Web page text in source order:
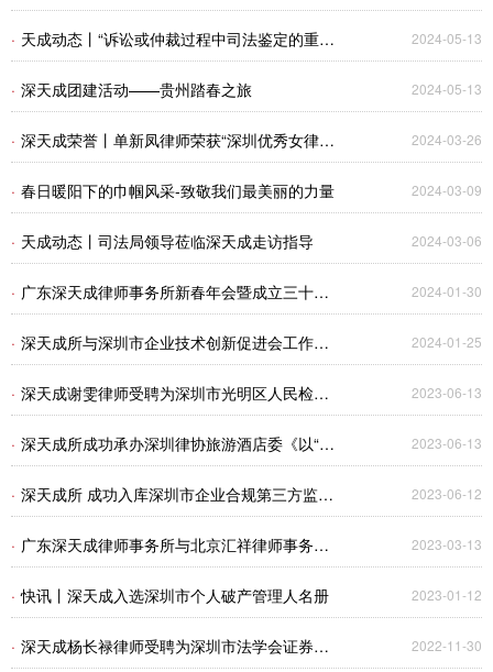
· 天成动态丨“诉讼或仲裁过程中司法鉴定的重点
2024-05-13
· 深天成团建活动——贵州踏春之旅 2024-05-13
· 深天成荣誉丨单新凤律师荣获“深圳优秀女律
2024-03-26
· 春日暖阳下的巾帼风采-致敬我们最美丽的力量 2024-03-09
· 天成动态丨司法局领导莅临深天成走访指导 2024-03-06
· 广东深天成律师事务所新春年会暨成立三十周
2024-01-30
· 深天成所与深圳市企业技术创新促进会工作座
2024-01-25
· 深天成谢雯律师受聘为深圳市光明区人民检察
2023-06-13
· 深天成所成功承办深圳律协旅游酒店委《以“个
对》专题法律研讨会
2023-06-13
· 深天成所 成功入库深圳市企业合规第三方监控
2023-06-12
· 广东深天成律师事务所与北京汇祥律师事务所
2023-03-13
· 快讯丨深天成入选深圳市个人破产管理人名册 2023-01-12
· 深天成杨长禄律师受聘为深圳市法学会证券法
2022-11-30